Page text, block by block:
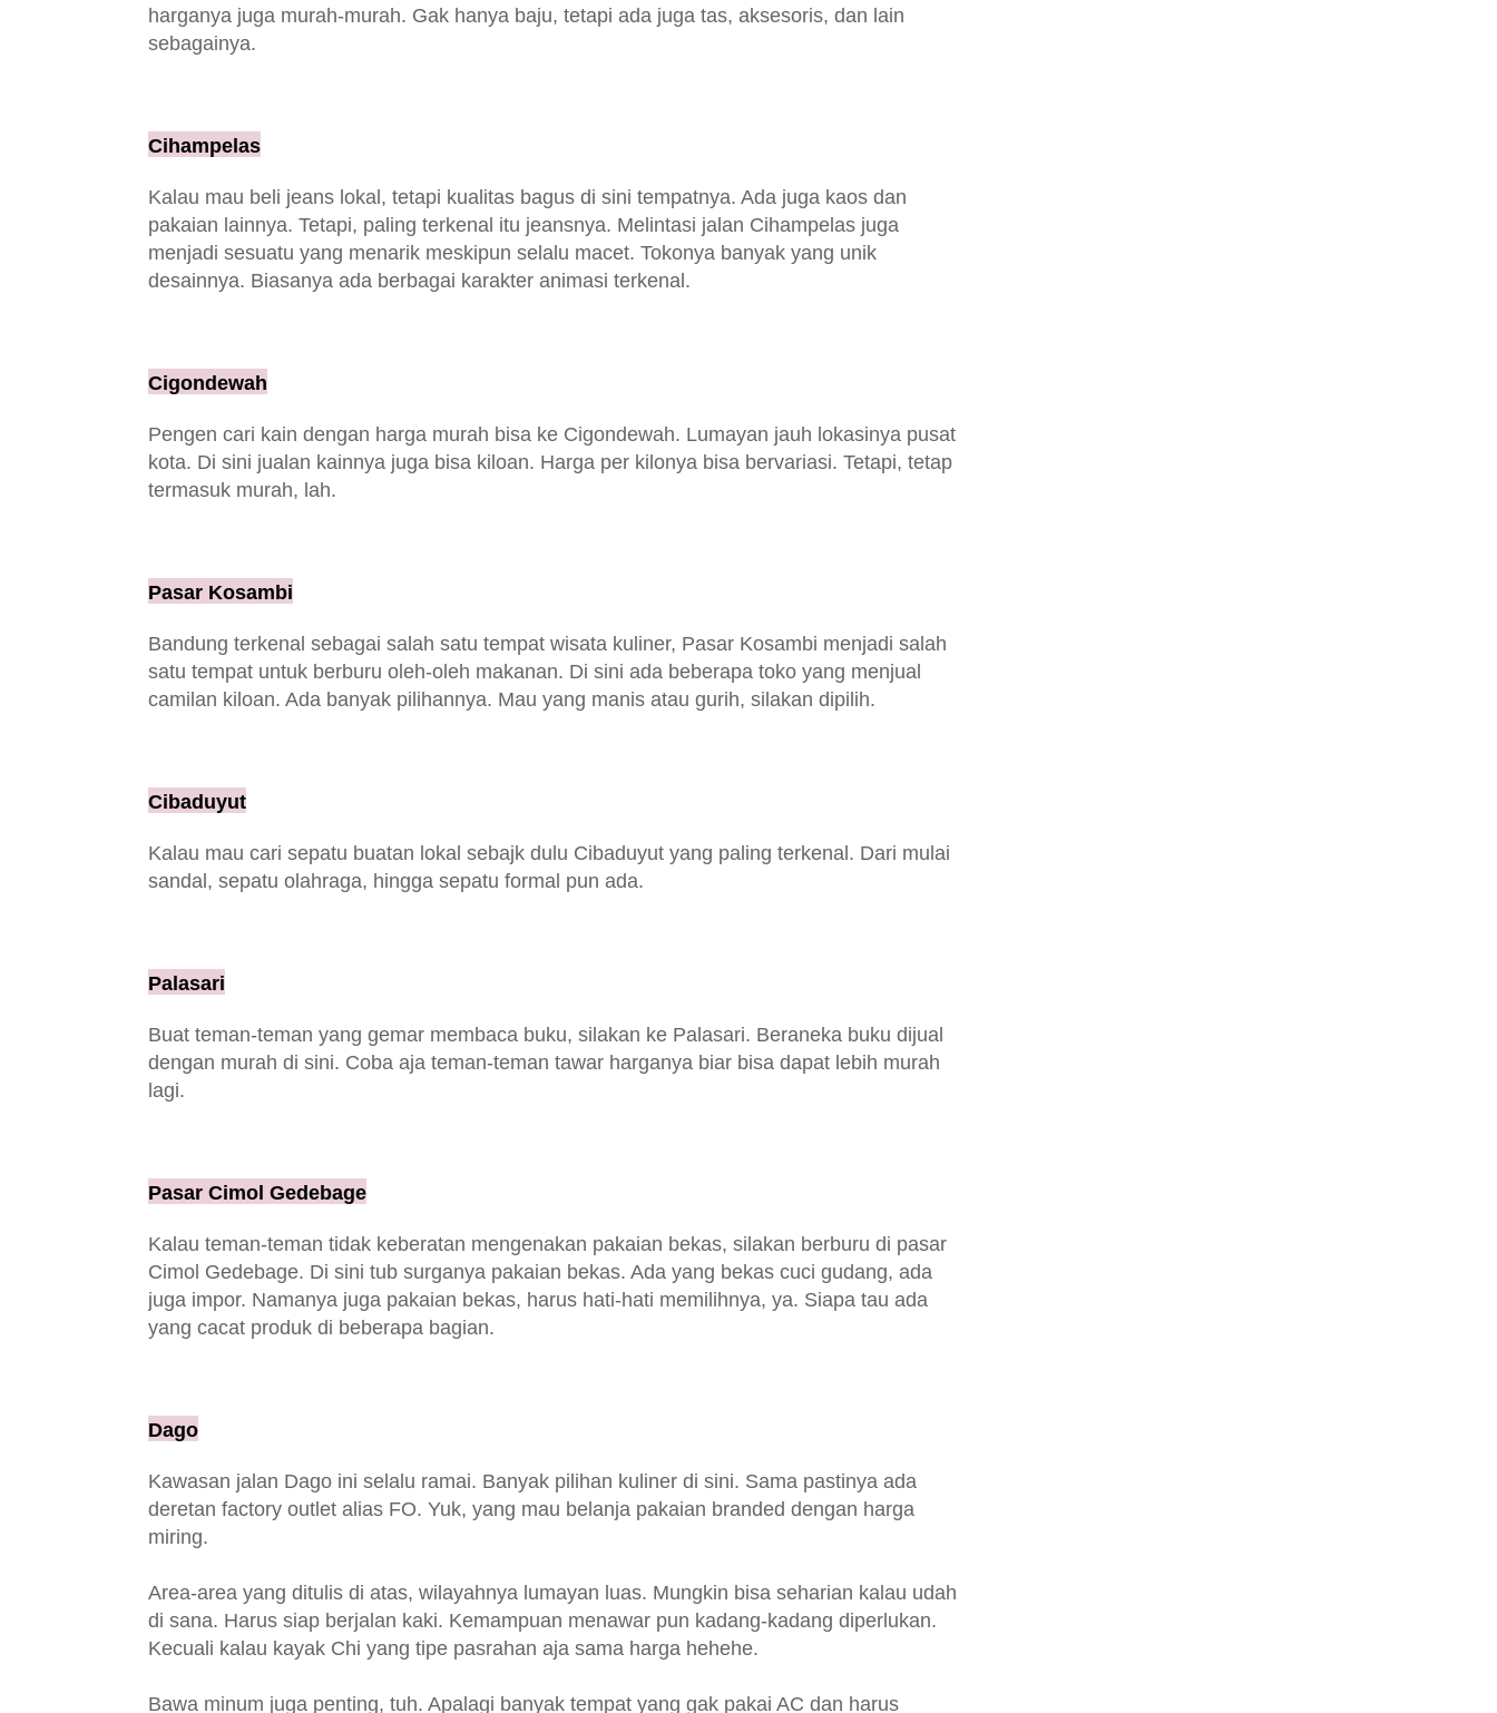
harganya juga murah-murah. Gak hanya baju, tetapi ada juga tas, aksesoris, dan lain
sebagainya.
Cihampelas
Kalau mau beli jeans lokal, tetapi kualitas bagus di sini tempatnya. Ada juga kaos dan
pakaian lainnya. Tetapi, paling terkenal itu jeansnya. Melintasi jalan Cihampelas juga
menjadi sesuatu yang menarik meskipun selalu macet. Tokonya banyak yang unik
desainnya. Biasanya ada berbagai karakter animasi terkenal.
Cigondewah
Pengen cari kain dengan harga murah bisa ke Cigondewah. Lumayan jauh lokasinya pusat
kota. Di sini jualan kainnya juga bisa kiloan. Harga per kilonya bisa bervariasi. Tetapi, tetap
termasuk murah, lah.
Pasar Kosambi
Bandung terkenal sebagai salah satu tempat wisata kuliner, Pasar Kosambi menjadi salah
satu tempat untuk berburu oleh-oleh makanan. Di sini ada beberapa toko yang menjual
camilan kiloan. Ada banyak pilihannya. Mau yang manis atau gurih, silakan dipilih.
Cibaduyut
Kalau mau cari sepatu buatan lokal sebajk dulu Cibaduyut yang paling terkenal. Dari mulai
sandal, sepatu olahraga, hingga sepatu formal pun ada.
Palasari
Buat teman-teman yang gemar membaca buku, silakan ke Palasari. Beraneka buku dijual
dengan murah di sini. Coba aja teman-teman tawar harganya biar bisa dapat lebih murah
lagi.
Pasar Cimol Gedebage
Kalau teman-teman tidak keberatan mengenakan pakaian bekas, silakan berburu di pasar
Cimol Gedebage. Di sini tub surganya pakaian bekas. Ada yang bekas cuci gudang, ada
juga impor. Namanya juga pakaian bekas, harus hati-hati memilihnya, ya. Siapa tau ada
yang cacat produk di beberapa bagian.
Dago
Kawasan jalan Dago ini selalu ramai. Banyak pilihan kuliner di sini. Sama pastinya ada
deretan factory outlet alias FO. Yuk, yang mau belanja pakaian branded dengan harga
miring.
Area-area yang ditulis di atas, wilayahnya lumayan luas. Mungkin bisa seharian kalau udah
di sana. Harus siap berjalan kaki. Kemampuan menawar pun kadang-kadang diperlukan.
Kecuali kalau kayak Chi yang tipe pasrahan aja sama harga hehehe.
Bawa minum juga penting, tuh. Apalagi banyak tempat yang gak pakai AC dan harus